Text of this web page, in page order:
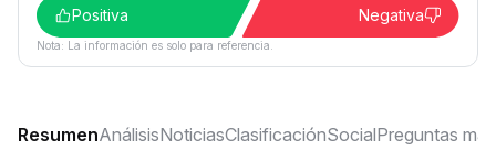
Positiva
Negativa
Nota: La información es solo para referencia.
ResumenAnálisisNoticiasClasificaciónSocialPreguntas